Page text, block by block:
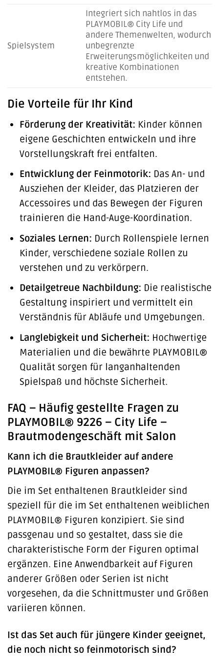
Spielsystem
Integriert sich nahtlos in das
PLAYMOBIL® City Life und
andere Themenwelten, wodurch
unbegrenzte
Erweiterungsmöglichkeiten und
kreative Kombinationen
entstehen.
Die Vorteile für Ihr Kind
Förderung der Kreativität: Kinder können
eigene Geschichten entwickeln und ihre
Vorstellungskraft frei entfalten.
Entwicklung der Feinmotorik: Das An- und
Ausziehen der Kleider, das Platzieren der
Accessoires und das Bewegen der Figuren
trainieren die Hand-Auge-Koordination.
Soziales Lernen: Durch Rollenspiele lernen
Kinder, verschiedene soziale Rollen zu
verstehen und zu verkörpern.
Detailgetreue Nachbildung: Die realistische
Gestaltung inspiriert und vermittelt ein
Verständnis für Abläufe und Umgebungen.
Langlebigkeit und Sicherheit: Hochwertige
Materialien und die bewährte PLAYMOBIL®
Qualität sorgen für langanhaltenden
Spielspaß und höchste Sicherheit.
FAQ – Häufig gestellte Fragen zu
PLAYMOBIL® 9226 – City Life –
Brautmodengeschäft mit Salon
Kann ich die Brautkleider auf andere
PLAYMOBIL® Figuren anpassen?
Die im Set enthaltenen Brautkleider sind
speziell für die im Set enthaltenen weiblichen
PLAYMOBIL® Figuren konzipiert. Sie sind
passgenau und so gestaltet, dass sie die
charakteristische Form der Figuren optimal
ergänzen. Eine Anwendbarkeit auf Figuren
anderer Größen oder Serien ist nicht
vorgesehen, da die Schnittmuster und Größen
variieren können.
Ist das Set auch für jüngere Kinder geeignet,
die noch nicht so feinmotorisch sind?